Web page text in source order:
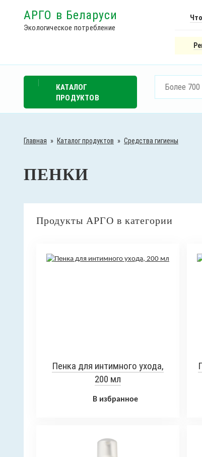
АРГО в Беларуси
Экологическое потребление
КАТАЛОГ
ПРОДУКТОВ
Главная » Каталог продуктов » Средства гигиены
ПЕНКИ
Продукты АРГО в категории
Пенка для интимного ухода,
200 мл
В избранное